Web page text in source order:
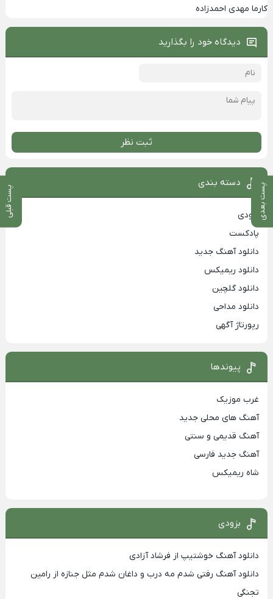
پست بعدی پست قبلی
کارما مهدی احمدزاده
دیدگاه خود را بگذارید
ثبت نظر
دسته بندی
بزودی
پادکست
دانلود آهنگ جدید
دانلود ریمیکس
دانلود گلچین
دانلود مداحی
رپورتاژ آگهی
پیوندها
غرب موزیک
آهنگ های محلی جدید
آهنگ قدیمی و سنتی
آهنگ جدید فارسی
شاه ریمیکس
بزودی
دانلود آهنگ خوشتیپ از فرشاد آزادی
دانلود آهنگ رفتی شدم مه درب و داغان شدم مثل جنازه از رامین
تجنگی